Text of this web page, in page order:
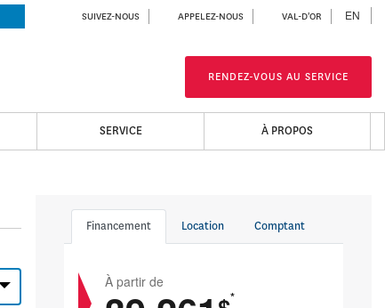
SUIVEZ-NOUS APPELEZ-NOUS VAL-D'OR EN
RENDEZ-VOUS AU SERVICE
SERVICE À PROPOS
Financement Location Comptant
À partir de
*